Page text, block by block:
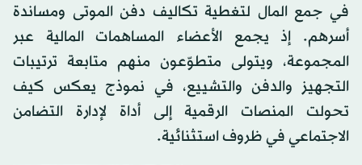
في جمع المال لتغطية تكاليف دفن الموتى ومساندة
أسرهم. إذ يجمع الأعضاء المساهمات المالية عبر
المجموعة، ويتولى متطوّعون منهم متابعة ترتيبات
التجهيز والدفن والتشييع، في نموذج يعكس كيف
تحولت المنصات الرقمية إلى أداة لإدارة التضامن
الاجتماعي في ظروف استثنائية.